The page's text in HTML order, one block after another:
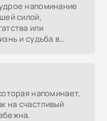
напоминание
силой,
или
и судьба в
напоминает,
на счастливый